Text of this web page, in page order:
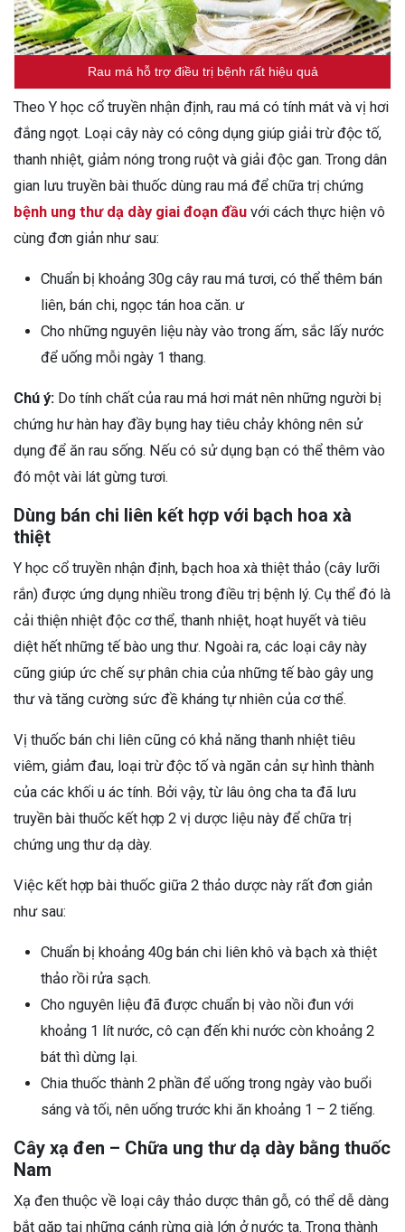
Rau má hỗ trợ điều trị bệnh rất hiệu quả
Theo Y học cổ truyền nhận định, rau má có tính mát và vị hơi
đắng ngọt. Loại cây này có công dụng giúp giải trừ độc tố,
thanh nhiệt, giảm nóng trong ruột và giải độc gan. Trong dân
gian lưu truyền bài thuốc dùng rau má để chữa trị chứng
bệnh ung thư dạ dày giai đoạn đầu với cách thực hiện vô
cùng đơn giản như sau:
Chuẩn bị khoảng 30g cây rau má tươi, có thể thêm bán
liên, bán chi, ngọc tán hoa căn. ư
Cho những nguyên liệu này vào trong ấm, sắc lấy nước
để uống mỗi ngày 1 thang.
Chú ý: Do tính chất của rau má hơi mát nên những người bị
chứng hư hàn hay đầy bụng hay tiêu chảy không nên sử
dụng để ăn rau sống. Nếu có sử dụng bạn có thể thêm vào
đó một vài lát gừng tươi.
Dùng bán chi liên kết hợp với bạch hoa xà
thiệt
Y học cổ truyền nhận định, bạch hoa xà thiệt thảo (cây lưỡi
rắn) được ứng dụng nhiều trong điều trị bệnh lý. Cụ thể đó là
cải thiện nhiệt độc cơ thể, thanh nhiệt, hoạt huyết và tiêu
diệt hết những tế bào ung thư. Ngoài ra, các loại cây này
cũng giúp ức chế sự phân chia của những tế bào gây ung
thư và tăng cường sức đề kháng tự nhiên của cơ thể.
Vị thuốc bán chi liên cũng có khả năng thanh nhiệt tiêu
viêm, giảm đau, loại trừ độc tố và ngăn cản sự hình thành
của các khối u ác tính. Bởi vậy, từ lâu ông cha ta đã lưu
truyền bài thuốc kết hợp 2 vị dược liệu này để chữa trị
chứng ung thư dạ dày.
Việc kết hợp bài thuốc giữa 2 thảo dược này rất đơn giản
như sau:
Chuẩn bị khoảng 40g bán chi liên khô và bạch xà thiệt
thảo rồi rửa sạch.
Cho nguyên liệu đã được chuẩn bị vào nồi đun với
khoảng 1 lít nước, cô cạn đến khi nước còn khoảng 2
bát thì dừng lại.
Chia thuốc thành 2 phần để uống trong ngày vào buổi
sáng và tối, nên uống trước khi ăn khoảng 1 – 2 tiếng.
Cây xạ đen – Chữa ung thư dạ dày bằng thuốc
Nam
Xạ đen thuộc về loại cây thảo dược thân gỗ, có thể dễ dàng
bắt gặp tại những cánh rừng già lớn ở nước ta. Trong thành